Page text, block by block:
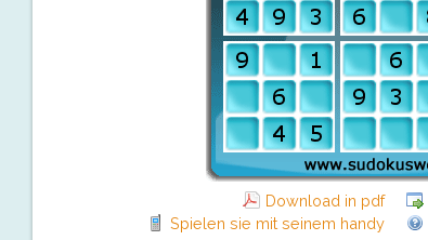
Download in pdf
Spielen sie mit seinem handy